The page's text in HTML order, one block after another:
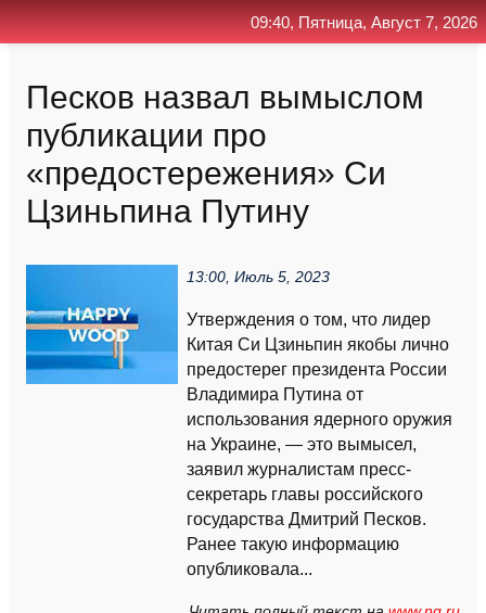
Песков назвал вымыслом
публикации про
«предостережения» Си
Цзиньпина Путину
13:00, Июль 5, 2023
Утверждения о том, что лидер
Китая Си Цзиньпин якобы лично
предостерег президента России
Владимира Путина от
использования ядерного оружия
на Украине, — это вымысел,
заявил журналистам пресс-
секретарь главы российского
государства Дмитрий Песков.
Ранее такую информацию
опубликовала...
09:40, Пятница, Август 7, 2026